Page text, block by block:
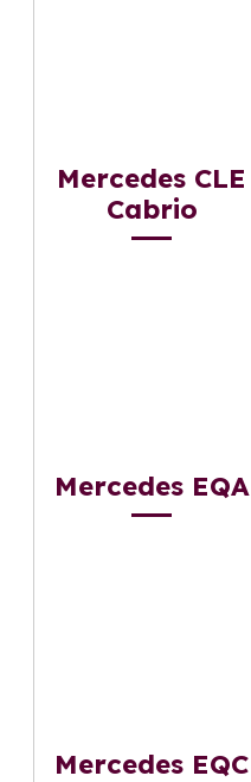
Mercedes CLE
Cabrio
Mercedes EQA
Mercedes EQC